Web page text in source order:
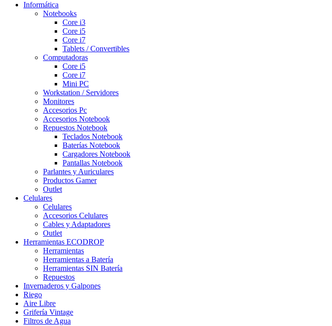
Informática
Notebooks
Core i3
Core i5
Core i7
Tablets / Convertibles
Computadoras
Core i5
Core i7
Mini PC
Workstation / Servidores
Monitores
Accesorios Pc
Accesorios Notebook
Repuestos Notebook
Teclados Notebook
Baterías Notebook
Cargadores Notebook
Pantallas Notebook
Parlantes y Auriculares
Productos Gamer
Outlet
Celulares
Celulares
Accesorios Celulares
Cables y Adaptadores
Outlet
Herramientas ECODROP
Herramientas
Herramientas a Batería
Herramientas SIN Batería
Repuestos
Invernaderos y Galpones
Riego
Aire Libre
Grifería Vintage
Filtros de Agua